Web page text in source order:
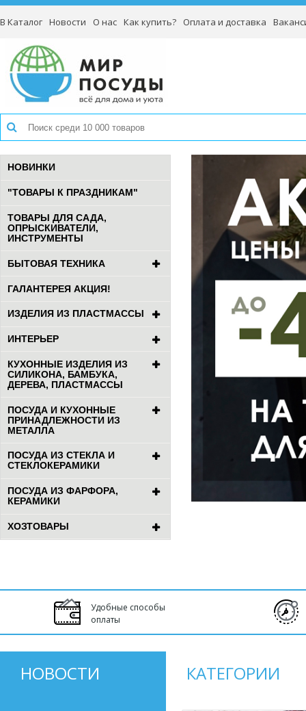
В Каталог Новости О нас Как купить? Оплата и доставка
НОВИНКИ
"ТОВАРЫ К ПРАЗДНИКАМ"
ТОВАРЫ ДЛЯ САДА,
ОПРЫСКИВАТЕЛИ,
ИНСТРУМЕНТЫ
БЫТОВАЯ ТЕХНИКА
ГАЛАНТЕРЕЯ АКЦИЯ!
ИЗДЕЛИЯ ИЗ ПЛАСТМАССЫ
ИНТЕРЬЕР
КУХОННЫЕ ИЗДЕЛИЯ ИЗ
СИЛИКОНА, БАМБУКА,
ДЕРЕВА, ПЛАСТМАССЫ
ПОСУДА И КУХОННЫЕ
ПРИНАДЛЕЖНОСТИ ИЗ
МЕТАЛЛА
ПОСУДА ИЗ СТЕКЛА И
СТЕКЛОКЕРАМИКИ
ПОСУДА ИЗ ФАРФОРА,
КЕРАМИКИ
ХОЗТОВАРЫ
Удобные способы
оплаты
НОВОСТИ КАТЕГОРИИ